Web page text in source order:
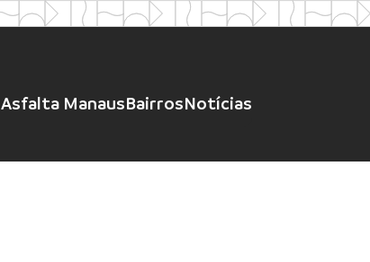
Asfalta ManausBairrosNotícias